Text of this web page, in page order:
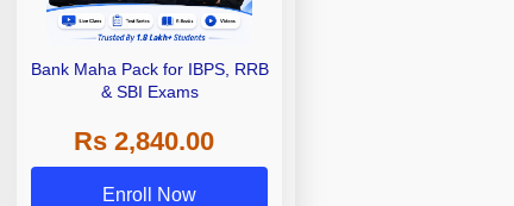
Bank Maha Pack for IBPS, RRB
& SBI Exams
Rs 2,840.00
Enroll Now